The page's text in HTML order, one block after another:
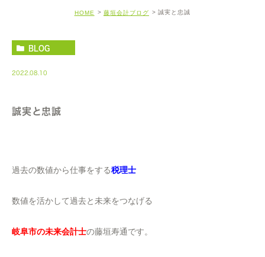
HOME 藤垣会計ブログ 誠実と忠誠
BLOG
2022.08.10
誠実と忠誠
過去の数値から仕事をする税理士
数値を活かして過去と未来をつなげる
岐阜市の未来会計士の藤垣寿通です。